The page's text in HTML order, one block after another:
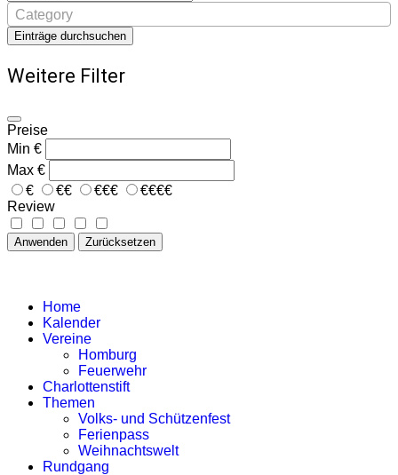
Category
Einträge durchsuchen
Weitere Filter
Preise
Min €
Max €
€
€€ €€€
€€€€
Review
Anwenden Zurücksetzen
Home
Kalender
Vereine
Homburg
Feuerwehr
Charlottenstift
Themen
Volks- und Schützenfest
Ferienpass
Weihnachtswelt
Rundgang